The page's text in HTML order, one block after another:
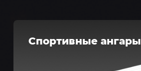
Спортивные ангары